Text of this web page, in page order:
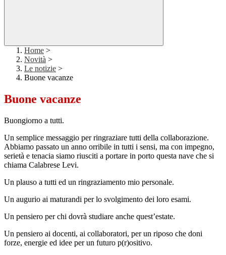
Home >
Novità >
Le notizie >
Buone vacanze
Buone vacanze
Buongiorno a tutti.
Un semplice messaggio per ringraziare tutti della collaborazione.
Abbiamo passato un anno orribile in tutti i sensi, ma con impegno,
serietà e tenacia siamo riusciti a portare in porto questa nave che si
chiama Calabrese Levi.
Un plauso a tutti ed un ringraziamento mio personale.
Un augurio ai maturandi per lo svolgimento dei loro esami.
Un pensiero per chi dovrà studiare anche quest’estate.
Un pensiero ai docenti, ai collaboratori, per un riposo che doni
forze, energie ed idee per un futuro p(r)ositivo.